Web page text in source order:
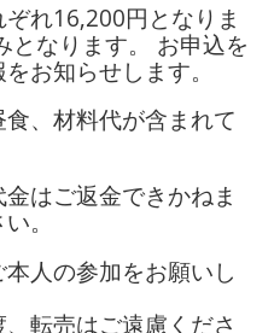
れ16,200円となりま
となります。 お申込を
お知らせします。
、材料代が含まれて
はご返金できかねま
。
人の参加をお願いし
転売はご遠慮くださ